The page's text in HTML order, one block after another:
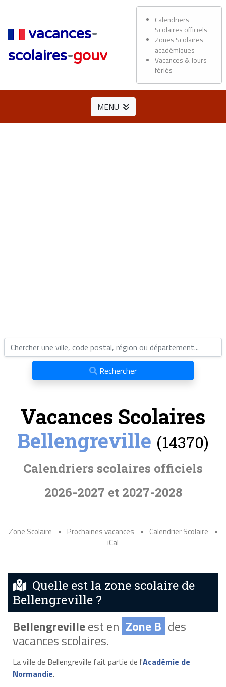
vacances-
scolaires-gouv
Calendriers
Scolaires officiels
Zones Scolaires
académiques
Vacances & Jours
fériés
MENU
Rechercher
Vacances Scolaires
Bellengreville (14370)
Calendriers scolaires officiels
2026-2027 et 2027-2028
Zone Scolaire • Prochaines vacances • Calendrier Scolaire
•
iCal
Quelle est la zone scolaire de
Bellengreville ?
Bellengrevilleest en Zone B des
vacances scolaires.
La ville de Bellengreville fait partie de l'Académie de
Normandie.